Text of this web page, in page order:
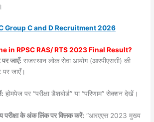
Group C and D Recruitment 2026
in RPSC RAS/ RTS 2023 Final Result?
जाएँ: राजस्थान लोक सेवा आयोग (आरपीएससी) की
पर जाएँ।
होमपेज पर “परीक्षा डैशबोर्ड” या “परिणाम” सेक्शन देखें।
के अंक लिंक पर क्लिक करें: “आरएएस 2023 मुख्य